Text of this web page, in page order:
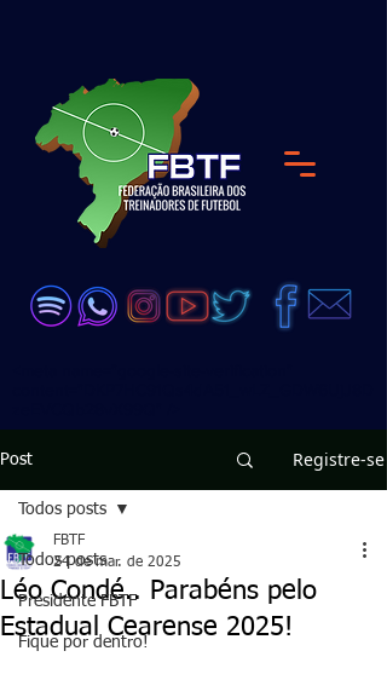
Post Registre-se
Todos posts
Presidente FBTF
Fique por dentro!
Todos posts
Léo Condé.. Parabéns pelo
Estadual Cearense 2025!
FBTF
24 de mar. de 2025